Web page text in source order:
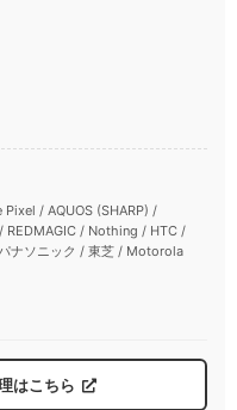
/ AQUOS (SHARP) /
REDMAGIC / Nothing / HTC /
ナソニック / 東芝 / Motorola
はこちら